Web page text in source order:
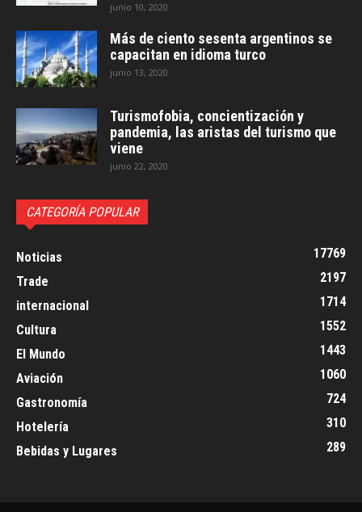
junio 10, 2020
Más de ciento sesenta argentinos se
capacitan en idioma turco
junio 13, 2020
Turismofobia, concientización y
pandemia, las aristas del turismo que
viene
junio 22, 2020
CATEGORÍA POPULAR
Noticias
17769
Trade
2197
internacional
1714
Cultura
1552
El Mundo
1443
Aviación
1060
Gastronomía
724
Hotelería
310
Bebidas y Lugares
289